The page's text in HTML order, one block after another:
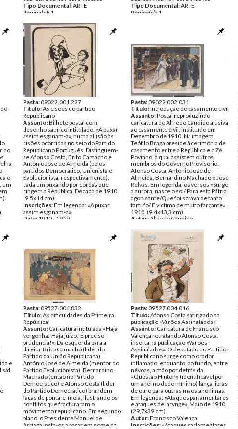
Tipo Documental:ARTE
Página(s): 1
Tipo Documental:ARTE
Página(s): 1
do
e
um
Pasta:09022.001.227
Título:As cisões do partido
Republicano
Assunto:Bilhete postal com
desenho satírico intitulado: «A puxar
assim esganam-a», numa alusão às
cisões ocorridas no seio do Partido
Republicano Português. Distinguem-
se Afonso Costa, Brito Camacho e
António José de Almeida (pelos
partidos Democrático, Unionista e
Evolucionista, respectivamente),
cada um puxando por cordas que
cingem a República. Década de 1910.
(9,5x14 cm).
Inscrições:Em legenda: «A puxar
assim esganam-a».
Data: 1910 - 1919
Pasta:09022.002.031
Título:Introdução do casamento civil
Assunto:Postal reproduzindo
caricatura de Alfredo Cândido alusiva
ao casamento civil, instituído em
Dezembro de 1910. Na imagem,
Teófilo Braga preside à cerimónia de
casamento entre a República e o Zé
Povinho, à qual assistem outros
membros do Governo Provisório:
Afonso Costa, António José de
Almeida, Bernardino Machado e José
Relvas. Em legenda, os versos «Surge
a aurora, nasce o sol/ Para esta Pátria
agonisante/Que foi scrava de tanto
tartufo/ E victima de muito farçante».
1910. (9,4x13,3 cm).
Autor: Alfredo Cândido
«CASAMENTO CIVIL»; «Surge a
aurora, nasce o sol/ Para esta Patria
agonisante/ Que foi scrava de tanto
tartufo/ E victima de muito farçante».
1910
Fundo:Colecção Fundação Mário
Soares/António Pedro Vicente
Tipo Documental:ARTE
Página(s):1
e
s/d.
Pasta:09527.004.032
Título:As dificuldades da Primeira
República
Assunto: Caricatura intitulada «Haja
vergonha! Haja juizo! É preciso
prudencia!». Da esquerda para a
direita: Brito Camacho (líder do
Partido da União Republicana),
António José de Almeida (mentor do
Partido Evolucionista), Bernardino
Machado (então no Partido
Democrático) e Afonso Costa (líder
do Partido Democrático) brandem
facas de ponta-e-mola, ilustrando os
conflitos que fracturaram o
movimento republicano. Em segundo
plano, o Presidente Manuel de
Arriaga insta-os a parar em nome da
Pasta:09527.004.016
Título:Afonso Costa satirizado na
publicação «Varões Assinalados»
Assunto: Caricatura de Francisco
Valença retratando Afonso Costa,
inserta na publicação «Varões
Assinalados». O deputado do Partido
Republicano surge como orador
inflamado, enquanto, ao fundo, entre
névoas, a mão por detrás da
«Questão Hinton» (identificável por
um anel no dedo mínimo) lança libras
de ouro para outras mãos anónimas.
Em legenda: «Ataques parlamentares
e ataques de larynge». Maio de 1910.
(29,7x39 cm).
Autor:Francisco Valença
Inscrições: «Ataques parlamentares